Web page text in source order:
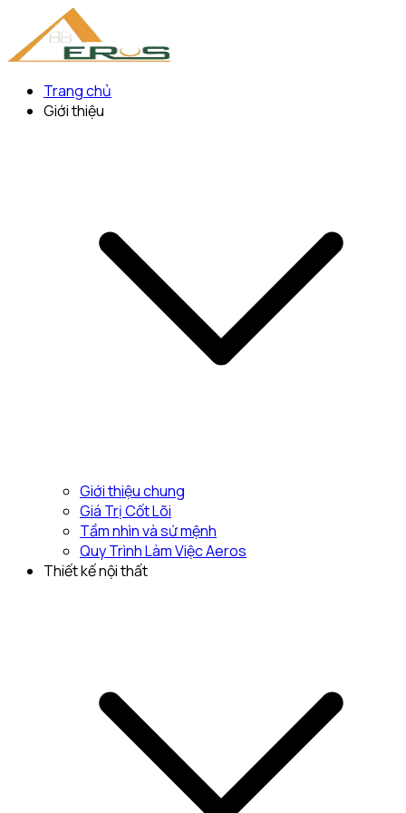
Trang chủ
Giới thiệu
Giới thiệu chung
Giá Trị Cốt Lõi
Tầm nhìn và sứ mệnh
Quy Trình Làm Việc Aeros
Thiết kế nội thất